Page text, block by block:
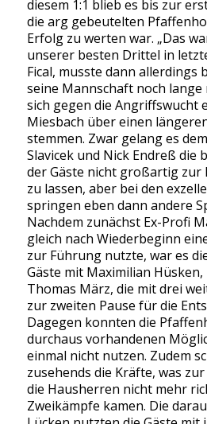
diesem 1:1 blieb es bis zur
die arg gebeutelten
Erfolg zu werten war. „Das
unserer besten Drittel in
Fical, musste dann allerdings
seine Mannschaft noch lange
sich gegen die Angriffswucht
Miesbach über einen
stemmen. Zwar gelang es
Slavicek und Nick Endreß die
der Gäste nicht großartig zur
zu lassen, aber bei den
springen eben dann andere
Nachdem zunächst Ex-Profi
gleich nach Wiederbeginn
zur Führung nutzte, war es
Gäste mit Maximilian
Thomas März, die mit drei
zur zweiten Pause für die
Dagegen konnten die
durchaus vorhandenen
einmal nicht nutzen. Zudem
zusehends die Kräfte, was
die Hausherren nicht mehr
Zweikämpfe kamen. Die